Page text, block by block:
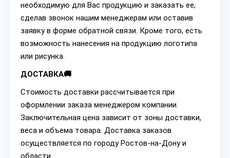
необходимую для Вас продукцию и заказать ее,
сделав звонок нашим менеджерам или оставив
заявку в форме обратной связи. Кроме того, есть
возможность нанесения на продукцию логотипа
или рисунка.
ДОСТАВКА🚚
Стоимость доставки рассчитывается при
оформлении заказа менеджером компании.
Заключительная цена зависит от зоны доставки,
веса и объема товара. Доставка заказов
осуществляется по городу Ростов-на-Дону и
области.